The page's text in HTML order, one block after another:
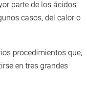
parte de los ácidos;
casos, del calor o
procedimientos que,
en tres grandes